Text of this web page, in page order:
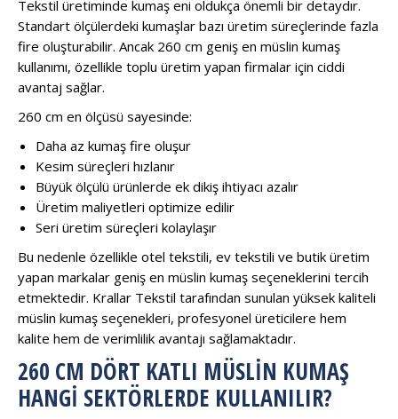
Tekstil üretiminde kumaş eni oldukça önemli bir detaydır.
Standart ölçülerdeki kumaşlar bazı üretim süreçlerinde fazla
fire oluşturabilir. Ancak 260 cm geniş en müslin kumaş
kullanımı, özellikle toplu üretim yapan firmalar için ciddi
avantaj sağlar.
260 cm en ölçüsü sayesinde:
Daha az kumaş fire oluşur
Kesim süreçleri hızlanır
Büyük ölçülü ürünlerde ek dikiş ihtiyacı azalır
Üretim maliyetleri optimize edilir
Seri üretim süreçleri kolaylaşır
Bu nedenle özellikle otel tekstili, ev tekstili ve butik üretim
yapan markalar geniş en müslin kumaş seçeneklerini tercih
etmektedir. Krallar Tekstil tarafından sunulan yüksek kaliteli
müslin kumaş seçenekleri, profesyonel üreticilere hem
kalite hem de verimlilik avantajı sağlamaktadır.
260 CM DÖRT KATLI MÜSLIN KUMAŞ
HANGI SEKTÖRLERDE KULLANILIR?